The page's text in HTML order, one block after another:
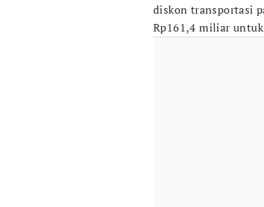
diskon transportasi
Rp161,4 miliar